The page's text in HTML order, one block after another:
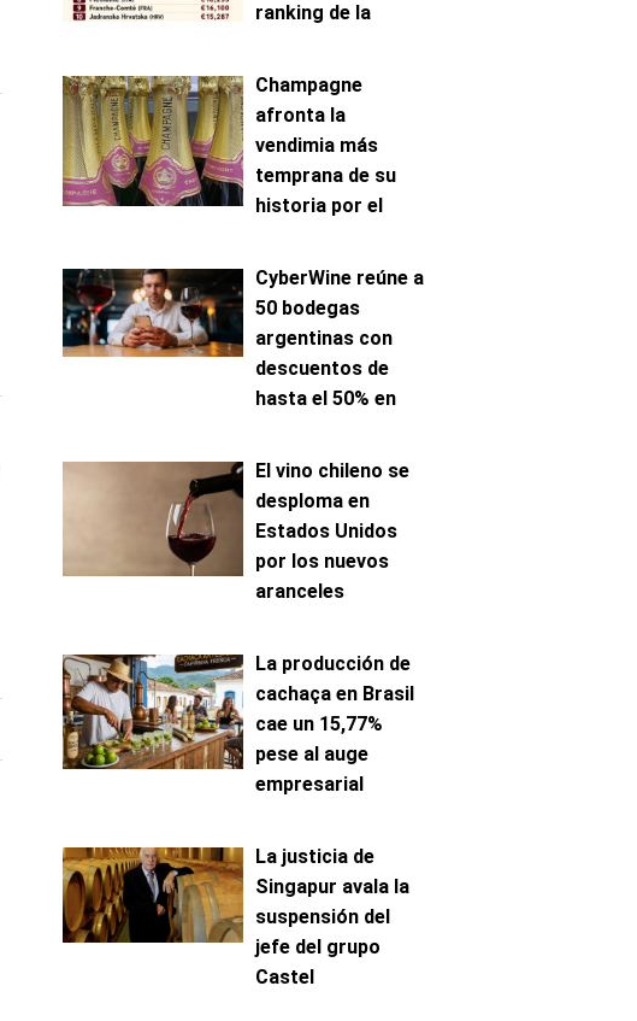
ranking de la
Champagne
afronta la
vendimia más
temprana de su
historia por el
maduración
CyberWine reúne a
50 bodegas
argentinas con
descuentos de
hasta el 50% en
El vino chileno se
desploma en
Estados Unidos
por los nuevos
aranceles
La producción de
cachaça en Brasil
cae un 15,77%
pese al auge
empresarial
La justicia de
Singapur avala la
suspensión del
jefe del grupo
Castel